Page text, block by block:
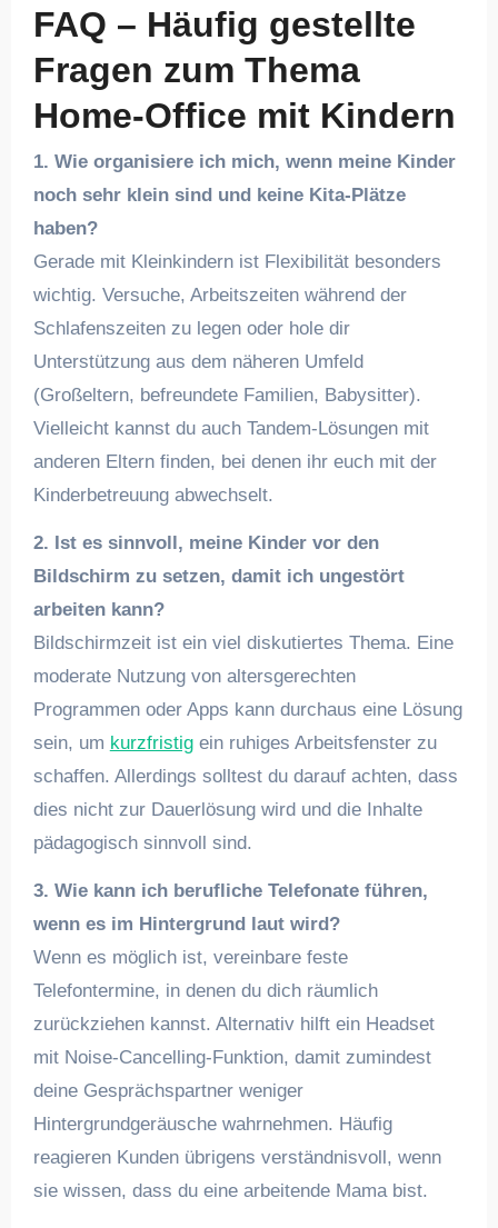
FAQ – Häufig gestellte
Fragen zum Thema
Home-Office mit Kindern
1. Wie organisiere ich mich, wenn meine Kinder
noch sehr klein sind und keine Kita-Plätze
haben?
Gerade mit Kleinkindern ist Flexibilität besonders
wichtig. Versuche, Arbeitszeiten während der
Schlafenszeiten zu legen oder hole dir
Unterstützung aus dem näheren Umfeld
(Großeltern, befreundete Familien, Babysitter).
Vielleicht kannst du auch Tandem-Lösungen mit
anderen Eltern finden, bei denen ihr euch mit der
Kinderbetreuung abwechselt.
2. Ist es sinnvoll, meine Kinder vor den
Bildschirm zu setzen, damit ich ungestört
arbeiten kann?
Bildschirmzeit ist ein viel diskutiertes Thema. Eine
moderate Nutzung von altersgerechten
Programmen oder Apps kann durchaus eine Lösung
sein, um kurzfristigein ruhiges Arbeitsfenster zu
schaffen. Allerdings solltest du darauf achten, dass
dies nicht zur Dauerlösung wird und die Inhalte
pädagogisch sinnvoll sind.
3. Wie kann ich berufliche Telefonate führen,
wenn es im Hintergrund laut wird?
Wenn es möglich ist, vereinbare feste
Telefontermine, in denen du dich räumlich
zurückziehen kannst. Alternativ hilft ein Headset
mit Noise-Cancelling-Funktion, damit zumindest
deine Gesprächspartner weniger
Hintergrundgeräusche wahrnehmen. Häufig
reagieren Kunden übrigens verständnisvoll, wenn
sie wissen, dass du eine arbeitende Mama bist.